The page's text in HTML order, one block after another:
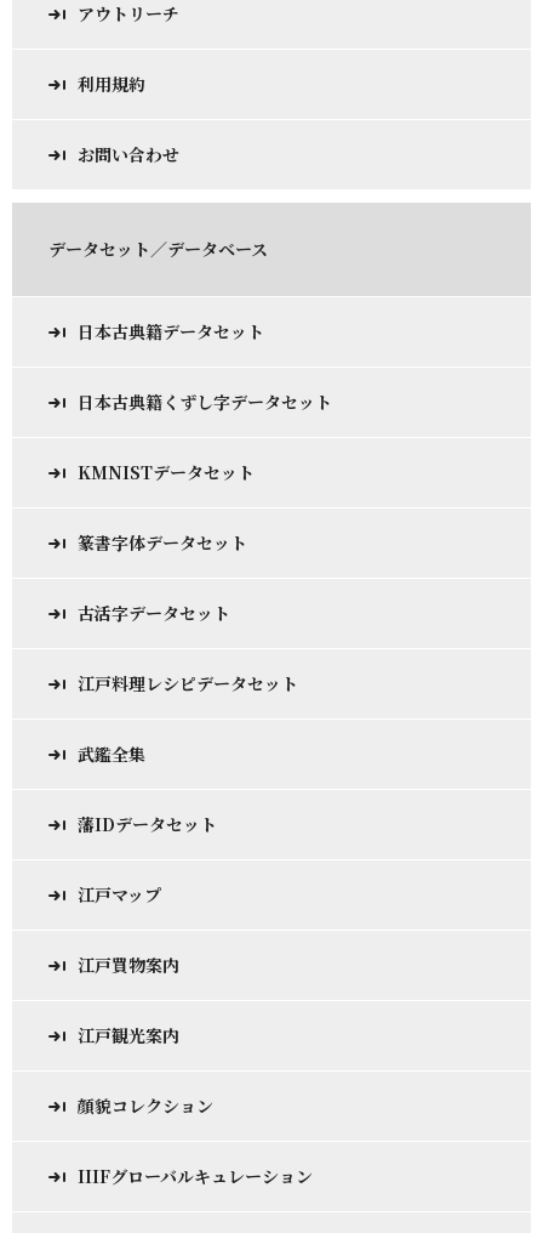
アウトリーチ
利用規約
お問い合わせ
データセット／データベース
日本古典籍データセット
日本古典籍くずし字データセット
KMNISTデータセット
篆書字体データセット
古活字データセット
江戸料理レシピデータセット
武鑑全集
藩IDデータセット
江戸マップ
江戸買物案内
江戸観光案内
顔貌コレクション
IIIFグローバルキュレーション